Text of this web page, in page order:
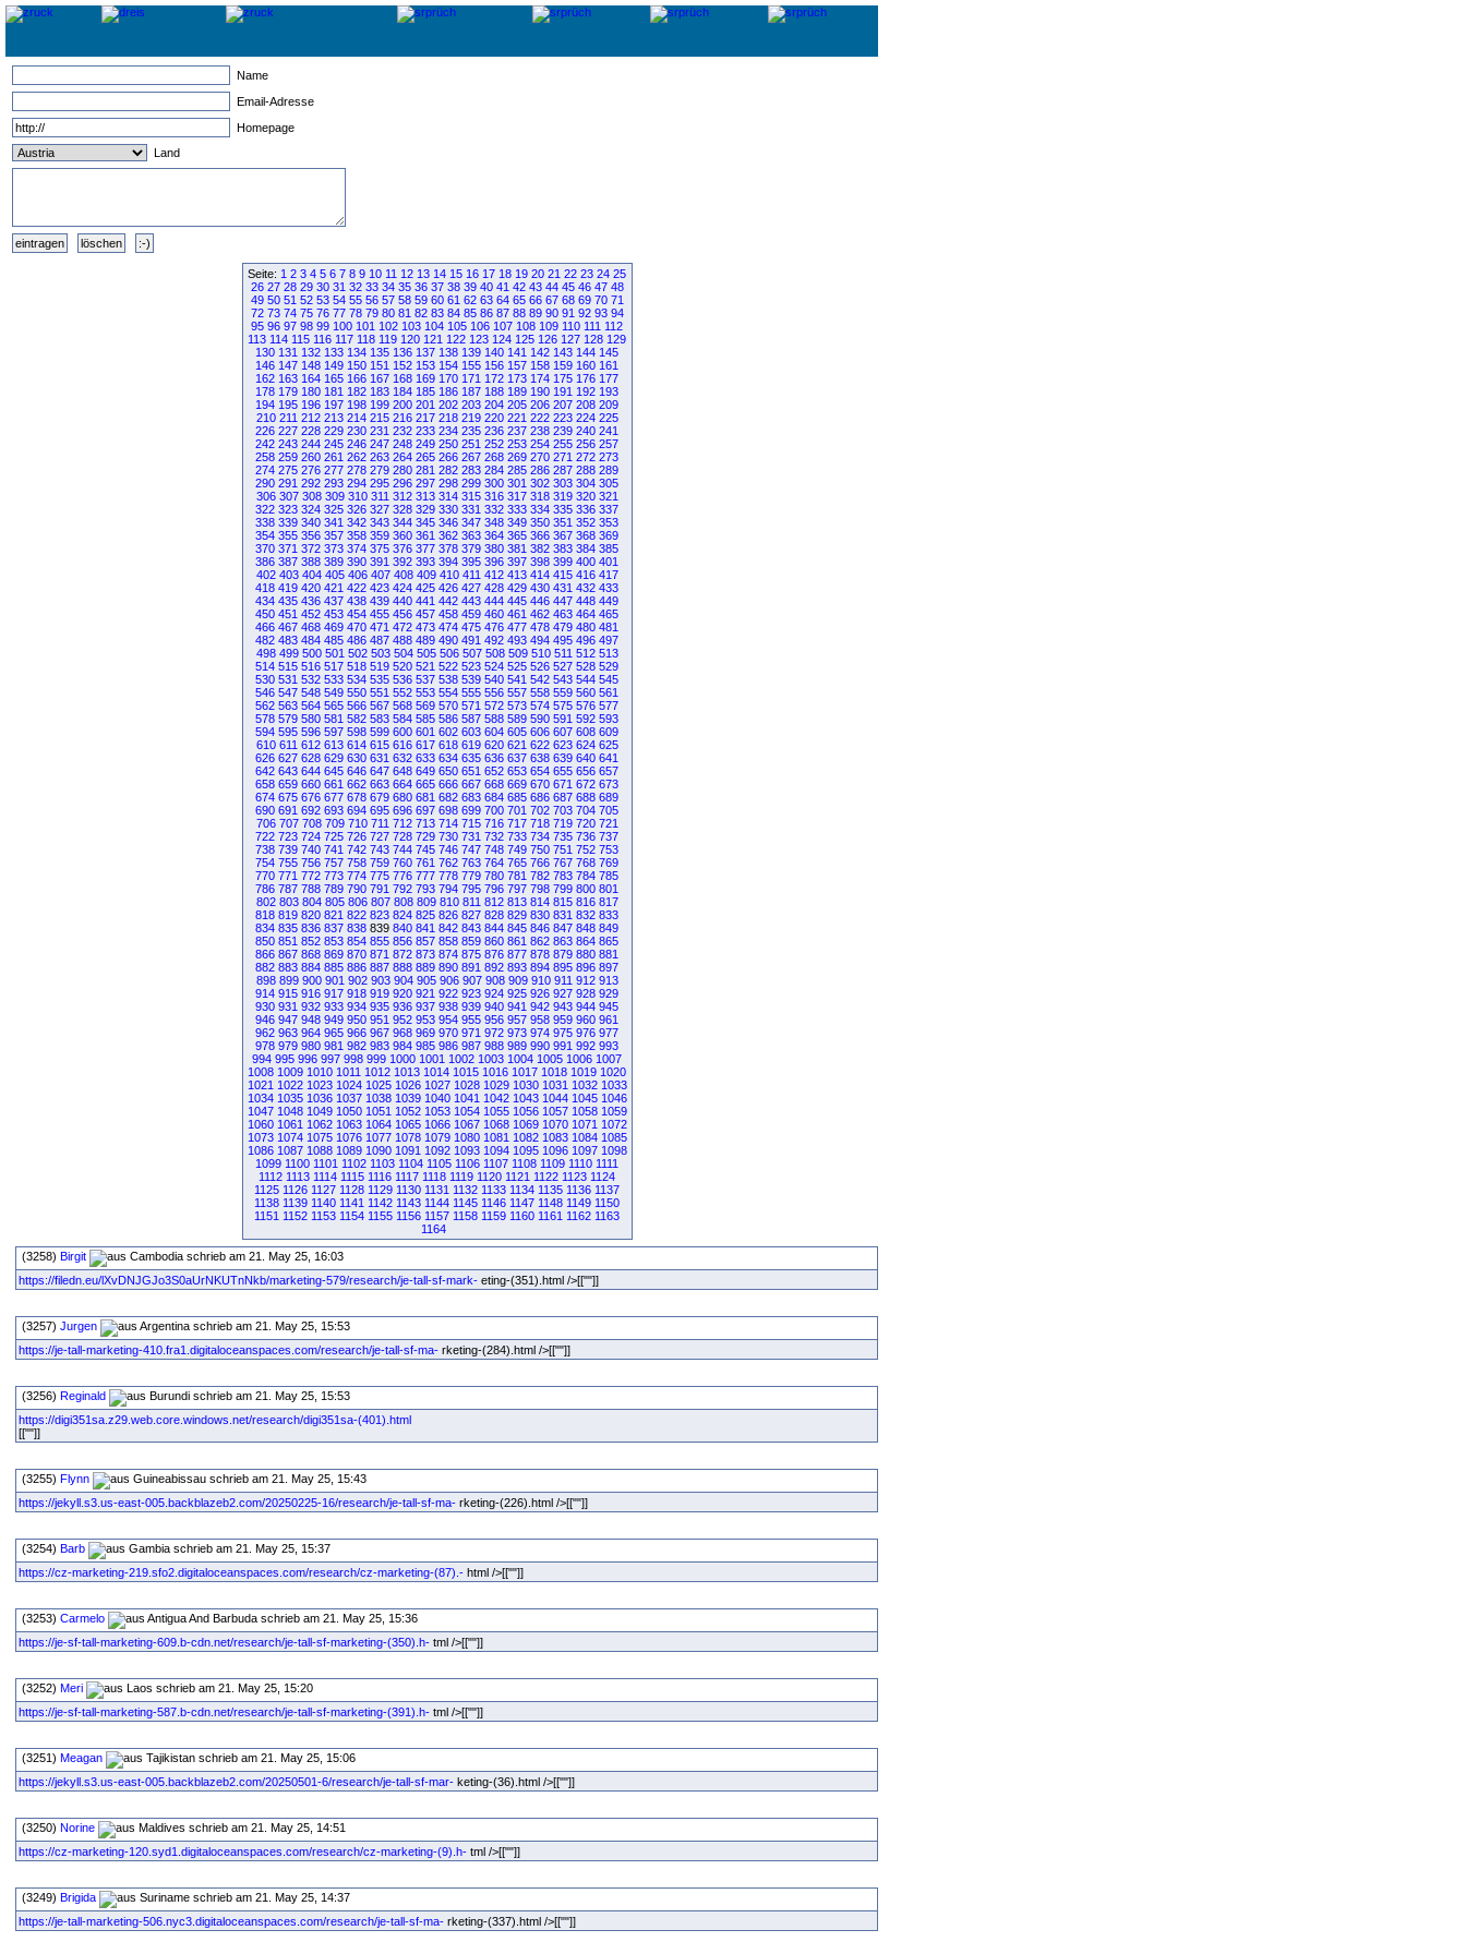
Name
Email-Adresse
Homepage
Land
Seite: 1 2 3 4 5 6 7 8 9 10 11 12 13 14 15 16 17 18 19 20 21 22 23 24 25
26 27 28 29 30 31 32 33 34 35 36 37 38 39 40 41 42 43 44 45 46 47 48
49 50 51 52 53 54 55 56 57 58 59 60 61 62 63 64 65 66 67 68 69 70 71
72 73 74 75 76 77 78 79 80 81 82 83 84 85 86 87 88 89 90 91 92 93 94
95 96 97 98 99 100 101 102 103 104 105 106 107 108 109 110 111 112
113 114 115 116 117 118 119 120 121 122 123 124 125 126 127 128 129
130 131 132 133 134 135 136 137 138 139 140 141 142 143 144 145
146 147 148 149 150 151 152 153 154 155 156 157 158 159 160 161
162 163 164 165 166 167 168 169 170 171 172 173 174 175 176 177
178 179 180 181 182 183 184 185 186 187 188 189 190 191 192 193
194 195 196 197 198 199 200 201 202 203 204 205 206 207 208 209
210 211 212 213 214 215 216 217 218 219 220 221 222 223 224 225
226 227 228 229 230 231 232 233 234 235 236 237 238 239 240 241
242 243 244 245 246 247 248 249 250 251 252 253 254 255 256 257
258 259 260 261 262 263 264 265 266 267 268 269 270 271 272 273
274 275 276 277 278 279 280 281 282 283 284 285 286 287 288 289
290 291 292 293 294 295 296 297 298 299 300 301 302 303 304 305
306 307 308 309 310 311 312 313 314 315 316 317 318 319 320 321
322 323 324 325 326 327 328 329 330 331 332 333 334 335 336 337
338 339 340 341 342 343 344 345 346 347 348 349 350 351 352 353
354 355 356 357 358 359 360 361 362 363 364 365 366 367 368 369
370 371 372 373 374 375 376 377 378 379 380 381 382 383 384 385
386 387 388 389 390 391 392 393 394 395 396 397 398 399 400 401
402 403 404 405 406 407 408 409 410 411 412 413 414 415 416 417
418 419 420 421 422 423 424 425 426 427 428 429 430 431 432 433
434 435 436 437 438 439 440 441 442 443 444 445 446 447 448 449
450 451 452 453 454 455 456 457 458 459 460 461 462 463 464 465
466 467 468 469 470 471 472 473 474 475 476 477 478 479 480 481
482 483 484 485 486 487 488 489 490 491 492 493 494 495 496 497
498 499 500 501 502 503 504 505 506 507 508 509 510 511 512 513
514 515 516 517 518 519 520 521 522 523 524 525 526 527 528 529
530 531 532 533 534 535 536 537 538 539 540 541 542 543 544 545
546 547 548 549 550 551 552 553 554 555 556 557 558 559 560 561
562 563 564 565 566 567 568 569 570 571 572 573 574 575 576 577
578 579 580 581 582 583 584 585 586 587 588 589 590 591 592 593
594 595 596 597 598 599 600 601 602 603 604 605 606 607 608 609
610 611 612 613 614 615 616 617 618 619 620 621 622 623 624 625
626 627 628 629 630 631 632 633 634 635 636 637 638 639 640 641
642 643 644 645 646 647 648 649 650 651 652 653 654 655 656 657
658 659 660 661 662 663 664 665 666 667 668 669 670 671 672 673
674 675 676 677 678 679 680 681 682 683 684 685 686 687 688 689
690 691 692 693 694 695 696 697 698 699 700 701 702 703 704 705
706 707 708 709 710 711 712 713 714 715 716 717 718 719 720 721
722 723 724 725 726 727 728 729 730 731 732 733 734 735 736 737
738 739 740 741 742 743 744 745 746 747 748 749 750 751 752 753
754 755 756 757 758 759 760 761 762 763 764 765 766 767 768 769
770 771 772 773 774 775 776 777 778 779 780 781 782 783 784 785
786 787 788 789 790 791 792 793 794 795 796 797 798 799 800 801
802 803 804 805 806 807 808 809 810 811 812 813 814 815 816 817
818 819 820 821 822 823 824 825 826 827 828 829 830 831 832 833
834 835 836 837 838 839 840 841 842 843 844 845 846 847 848 849
850 851 852 853 854 855 856 857 858 859 860 861 862 863 864 865
866 867 868 869 870 871 872 873 874 875 876 877 878 879 880 881
882 883 884 885 886 887 888 889 890 891 892 893 894 895 896 897
898 899 900 901 902 903 904 905 906 907 908 909 910 911 912 913
914 915 916 917 918 919 920 921 922 923 924 925 926 927 928 929
930 931 932 933 934 935 936 937 938 939 940 941 942 943 944 945
946 947 948 949 950 951 952 953 954 955 956 957 958 959 960 961
962 963 964 965 966 967 968 969 970 971 972 973 974 975 976 977
978 979 980 981 982 983 984 985 986 987 988 989 990 991 992 993
994 995 996 997 998 999 1000 1001 1002 1003 1004 1005 1006 1007
1008 1009 1010 1011 1012 1013 1014 1015 1016 1017 1018 1019 1020
1021 1022 1023 1024 1025 1026 1027 1028 1029 1030 1031 1032 1033
1034 1035 1036 1037 1038 1039 1040 1041 1042 1043 1044 1045 1046
1047 1048 1049 1050 1051 1052 1053 1054 1055 1056 1057 1058 1059
1060 1061 1062 1063 1064 1065 1066 1067 1068 1069 1070 1071 1072
1073 1074 1075 1076 1077 1078 1079 1080 1081 1082 1083 1084 1085
1086 1087 1088 1089 1090 1091 1092 1093 1094 1095 1096 1097 1098
1099 1100 1101 1102 1103 1104 1105 1106 1107 1108 1109 1110 1111
1112 1113 1114 1115 1116 1117 1118 1119 1120 1121 1122 1123 1124
1125 1126 1127 1128 1129 1130 1131 1132 1133 1134 1135 1136 1137
1138 1139 1140 1141 1142 1143 1144 1145 1146 1147 1148 1149 1150
1151 1152 1153 1154 1155 1156 1157 1158 1159 1160 1161 1162 1163
1164
(3258) Birgit
schrieb am 21. May 25, 16:03
https://filedn.eu/lXvDNJGJo3S0aUrNKUTnNkb/marketing-579/research/je-tall-sf-mark- eting-(351).html />[[""]]
(3257) Jurgen
schrieb am 21. May 25, 15:53
https://je-tall-marketing-410.fra1.digitaloceanspaces.com/research/je-tall-sf-ma- rketing-(284).html />[[""]]
(3256) Reginald
schrieb am 21. May 25, 15:53
https://digi351sa.z29.web.core.windows.net/research/digi351sa-(401).html
[[""]]
(3255) Flynn
schrieb am 21. May 25, 15:43
https://jekyll.s3.us-east-005.backblazeb2.com/20250225-16/research/je-tall-sf-ma- rketing-(226).html />[[""]]
(3254) Barb
schrieb am 21. May 25, 15:37
https://cz-marketing-219.sfo2.digitaloceanspaces.com/research/cz-marketing-(87).- html />[[""]]
(3253) Carmelo
schrieb am 21. May 25, 15:36
https://je-sf-tall-marketing-609.b-cdn.net/research/je-tall-sf-marketing-(350).h- tml />[[""]]
(3252) Meri
schrieb am 21. May 25, 15:20
https://je-sf-tall-marketing-587.b-cdn.net/research/je-tall-sf-marketing-(391).h- tml />[[""]]
(3251) Meagan
schrieb am 21. May 25, 15:06
https://jekyll.s3.us-east-005.backblazeb2.com/20250501-6/research/je-tall-sf-mar- keting-(36).html />[[""]]
(3250) Norine
schrieb am 21. May 25, 14:51
https://cz-marketing-120.syd1.digitaloceanspaces.com/research/cz-marketing-(9).h- tml />[[""]]
(3249) Brigida
schrieb am 21. May 25, 14:37
https://je-tall-marketing-506.nyc3.digitaloceanspaces.com/research/je-tall-sf-ma- rketing-(337).html />[[""]]